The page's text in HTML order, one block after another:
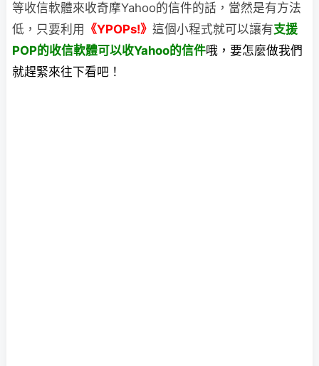
等收信軟體來收奇摩Yahoo的信件的話，當然是有方法
低，只要利用 《YPOPs!》 這個小程式就可以讓有支援
POP的收信軟體可以收Yahoo的信件哦，要怎麼做我們
就趕緊來往下看吧！